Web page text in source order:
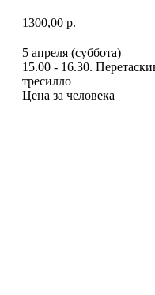
1300,00 р.
5 апреля (суббота)
15.00 - 16.30.
тресилло
Цена за человека